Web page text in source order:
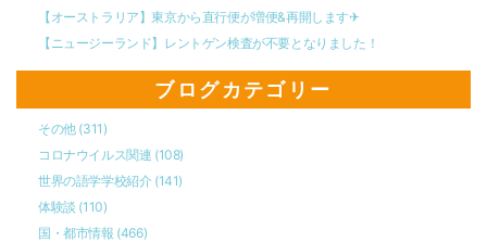
【オーストラリア】東京から直行便が増便&再開します✈︎
【ニュージーランド】レントゲン検査が不要となりました！
ブログカテゴリー
その他 (311)
コロナウイルス関連 (108)
世界の語学学校紹介 (141)
体験談 (110)
国・都市情報 (466)